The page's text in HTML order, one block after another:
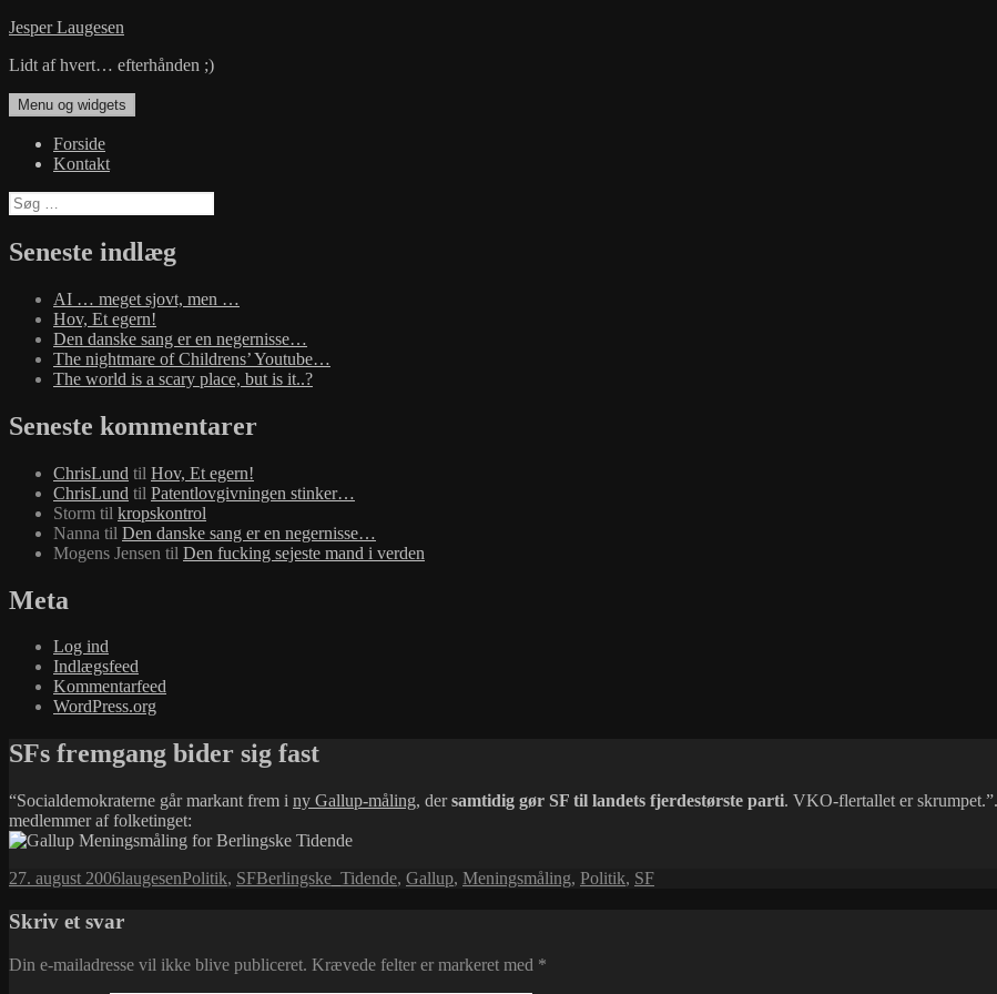
Hop
indhold
Jesper Laugesen
Lidt af hvert… efterhånden ;)
Menu og widgets
Forside
Kontakt
Søg
efter:
Seneste indlæg
AI … meget sjovt, men …
Hov, Et egern!
Den danske sang er en negernisse…
The nightmare of Childrens’ Youtube…
The world is a scary place, but is it..?
Seneste kommentarer
ChrisLund til Hov, Et egern!
ChrisLund til Patentlovgivningen stinker…
Storm til kropskontrol
Nanna til Den danske sang er en negernisse…
Mogens Jensen til Den fucking sejeste mand i verden
Meta
Log ind
Indlægsfeed
Kommentarfeed
WordPress.org
SFs fremgang bider sig fast
“Socialdemokraterne går markant frem i ny Gallup-måling, dersamtidig gør SF til landets fjerdestørste parti. VKO-flertallet er
medlemmer af folketinget:
Udgivet
27. august 2006Forfatter
laugesenKategorier
Politik, SFTags
Berlingske_Tidende, Gallup, Meningsmåling, Politik, SF
Skriv et svar
Din e-mailadresse vil ikke blive publiceret. Krævede felter er markeret med *